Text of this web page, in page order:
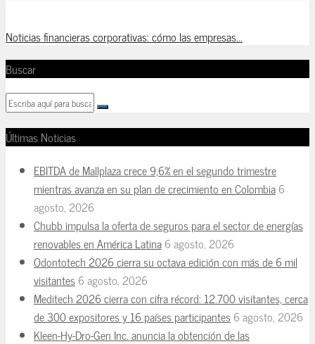
Noticias financieras corporativas: cómo las empresas...
Buscar
Últimas Noticias
EBITDA de Mallplaza crece 9,6% en el segundo trimestre
mientras avanza en su plan de crecimiento en Colombia6
agosto, 2026
Chubb impulsa la oferta de seguros para el sector de energías
renovables en América Latina6 agosto, 2026
Odontotech 2026 cierra su octava edición con más de 6 mil
visitantes6 agosto, 2026
Meditech 2026 cierra con cifra récord: 12.700 visitantes, cerca
de 300 expositores y 16 países participantes6 agosto, 2026
Kleen-Hy-Dro-Gen Inc. anuncia la obtención de las